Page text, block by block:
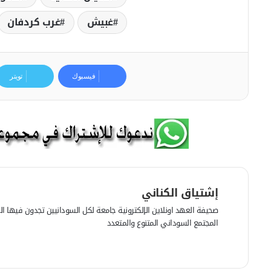
غبيش
غرب كردفان
فيسبوك تويتر
إشتياق الكناني
صحيفة العهد اونلاين الإلكترونية جامعة لكل السودانيين تجدون فيها
المجتمع السوداني المتنوع والمتعدد